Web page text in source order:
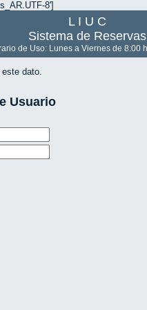
8']
L I U C
Sistema de Reservas
de Uso: Lunes a Viernes de 8:00
dato.
Usuario